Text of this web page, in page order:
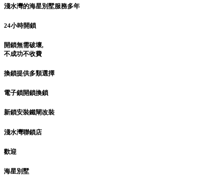
淺水灣的海星別墅服務多年
24小時開鎖
開鎖無需破壞,
不成功不收費
換鎖提供多類選擇
電子鎖開鎖換鎖
新鎖安裝鐵閘改裝
淺水灣聯鎖店
歡迎
海星別墅